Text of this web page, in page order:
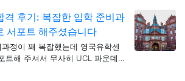
격 후기: 복잡한 입학 준비과
서포트 해주셨습니다
정이 꽤 복잡했는데 영국유학센
트해 주셔서 무사히 UCL 파운데
니다'